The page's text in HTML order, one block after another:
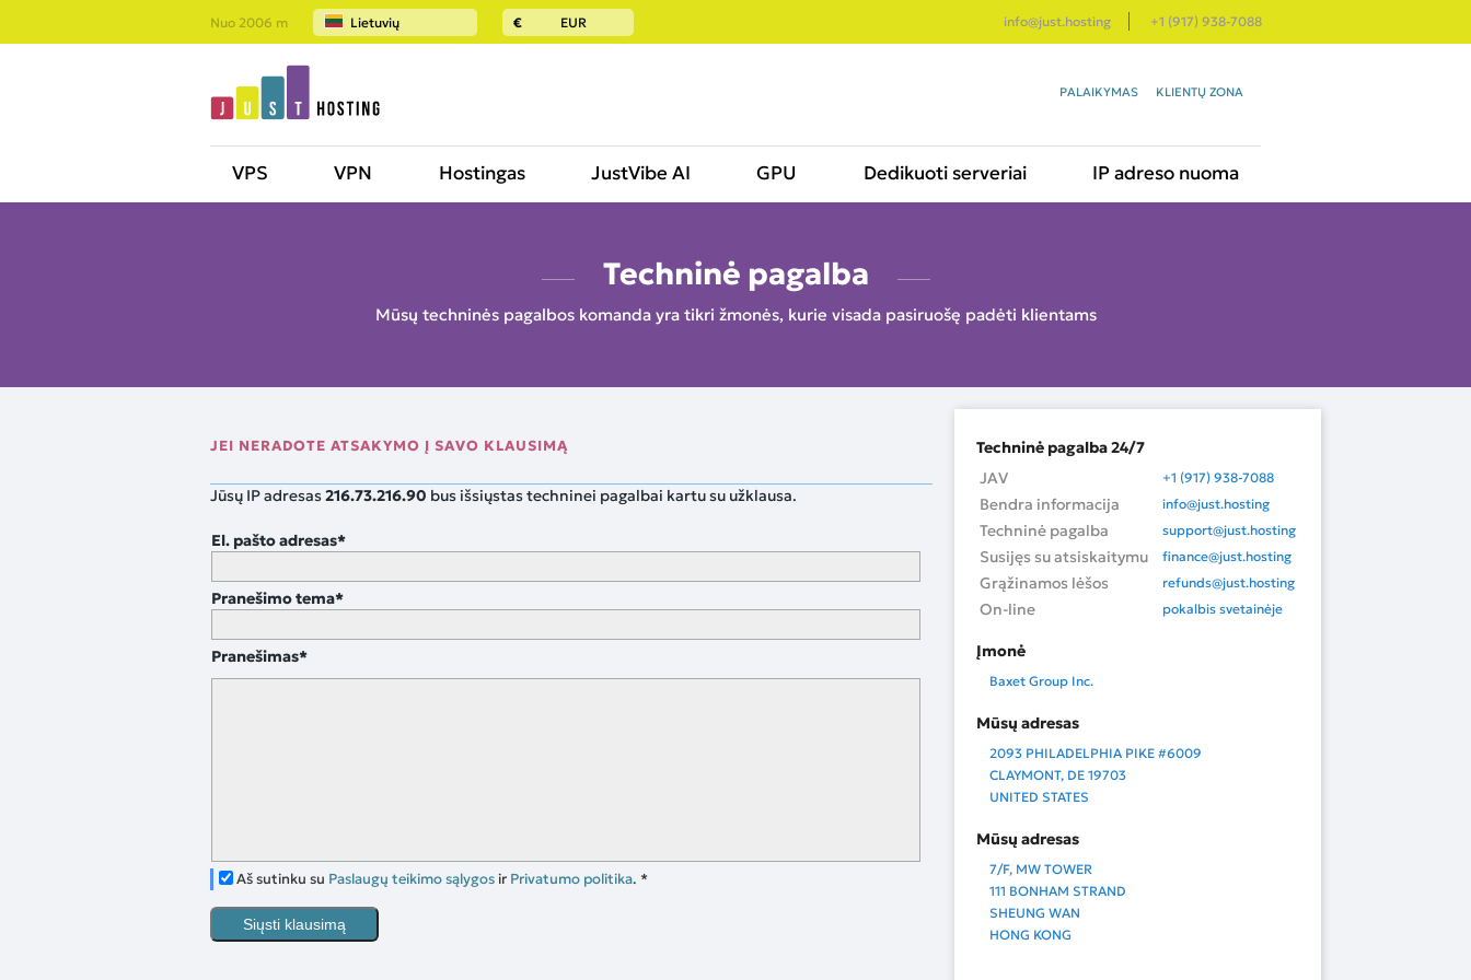
Nuo 2006 m Lietuvių € EUR info@just.hosting +1 (917) 938-7088
PALAIKYMAS KLIENTŲ ZONA
VPS VPN Hostingas JustVibe AI GPU Dedikuoti serveriai IP adreso nuoma
Techninė pagalba
Mūsų techninės pagalbos komanda yra tikri žmonės, kurie visada pasiruošę padėti klientams
JEI NERADOTE ATSAKYMO Į SAVO KLAUSIMĄ
Jūsų IP adresas216.73.216.90 bus išsiųstas techninei pagalbai kartu su užklausa.
El. pašto adresas*
Pranešimo tema*
Pranešimas*
Aš sutinku su Paslaugų teikimo sąlygosir Privatumo politika. *
Siųsti klausimą
Techninė pagalba 24/7
JAV
+1 (917) 938-7088
Bendra informacija info@just.hosting
Techninė pagalba support@just.hosting
Susijęs su atsiskaitymu finance@just.hosting
Grąžinamos lėšos refunds@just.hosting
On-line pokalbis svetainėje
Įmonė
Baxet Group Inc.
Mūsų adresas
2093 PHILADELPHIA PIKE #6009
CLAYMONT, DE 19703
UNITED STATES
Mūsų adresas
7/F, MW TOWER
111 BONHAM STRAND
SHEUNG WAN
HONG KONG